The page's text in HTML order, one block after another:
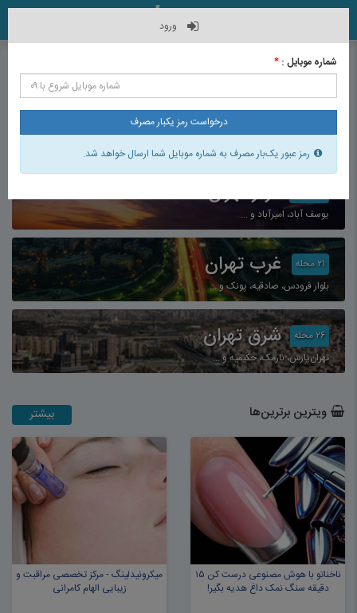
محله‌های تهران
شمال تهران
مرکز تهران
یوسف آباد، امیرآباد و ...
۲۱ محله غرب تهران
بلوار فرودس، صادقیه، پونک و ...
۲۶ محله شرق تهران
تهران‌پارس، نارمک، حکیمیه و ...
ویترین برترین‌ها بیشتر
ناخناتو با هوش مصنوعی درست کن ۱۵
دقیقه سنگ نمک داغ هدیه بگیر!
میکرونیدلینگ - مرکز تخصصی مراقبت و
زیبایی الهام کامرانی
ورود
شماره موبایل : *
درخواست رمز یکبار مصرف
رمز عبور یک‌بار مصرف به شماره موبایل شما ارسال خواهد شد.